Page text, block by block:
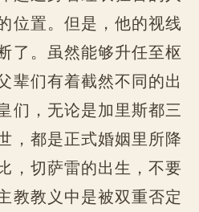
位置。但是，他的视线
了。虽然能够升任至枢
辈们有着截然不同的出
们，无论是加里斯都三
，都是正式婚姻里所降
，切萨雷的出生，不要
教教义中是被双重否定